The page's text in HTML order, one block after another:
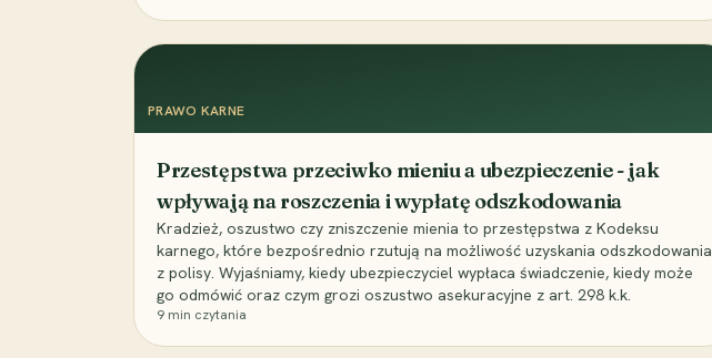
PRAWO KARNE
Przestępstwa przeciwko mieniu a ubezpieczenie - jak
wpływają na roszczenia i wypłatę odszkodowania
Kradzież, oszustwo czy zniszczenie mienia to przestępstwa z Kodeksu
karnego, które bezpośrednio rzutują na możliwość uzyskania odszkodowania
z polisy. Wyjaśniamy, kiedy ubezpieczyciel wypłaca świadczenie, kiedy może
go odmówić oraz czym grozi oszustwo asekuracyjne z art. 298 k.k.
9 min czytania